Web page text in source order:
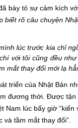
tỏ sự cảm kích với
rõ câu chuyện
trước kia chỉ ngồi
với tôi cũng đều
mắt thay đổi mới lạ
triển của Nhật Bản
đương thời. Được
Nam lúc bấy giờ
tầm mắt thay đổi”.